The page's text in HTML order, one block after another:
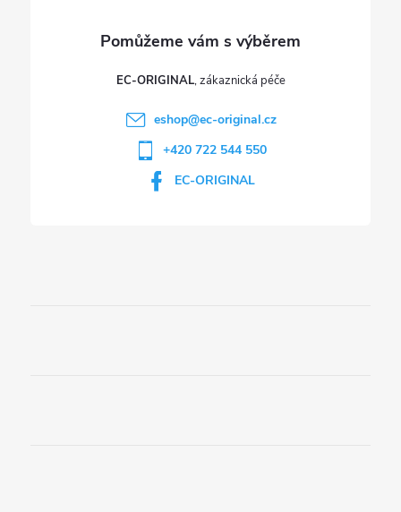
EC-ORIGINAL
eshop@ec-original.cz
+420 722 544 550
EC-ORIGINAL